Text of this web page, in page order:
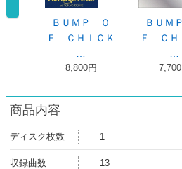
ＳＯＵＶＥＮＩ
ＲＢＵＭＰ …
ＢＵＭＰ Ｏ
Ｆ ＣＨＩＣＫ
商品内容
ディスク枚数 1
収録曲数 13